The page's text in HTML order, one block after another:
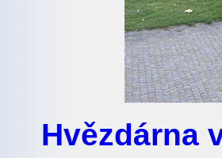
Hvězdárna